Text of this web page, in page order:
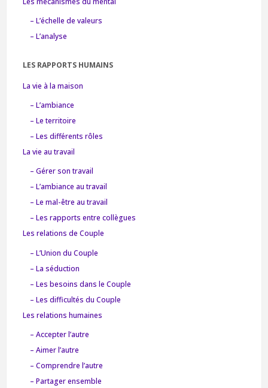
– L’échelle de valeurs
– L’analyse
LES RAPPORTS HUMAINS
La vie à la maison
– L’ambiance
– Le territoire
– Les différents rôles
La vie au travail
– Gérer son travail
– L’ambiance au travail
– Le mal-être au travail
– Les rapports entre collègues
Les relations de Couple
– L’Union du Couple
– La séduction
– Les besoins dans le Couple
– Les difficultés du Couple
Les relations humaines
– Accepter l’autre
– Aimer l’autre
– Comprendre l’autre
– Partager ensemble